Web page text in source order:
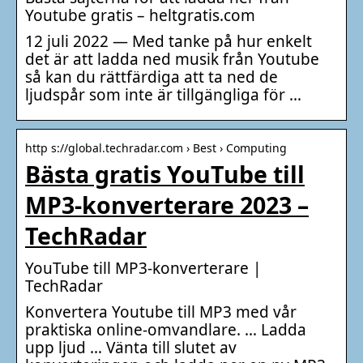
Youtube gratis – heltgratis.com
12 juli 2022 — Med tanke på hur enkelt
det är att ladda ned musik från Youtube
så kan du rättfärdiga att ta ned de
ljudspår som inte är tillgängliga för …
http s://global.techradar.com › Best › Computing
Bästa gratis YouTube till
MP3-konverterare 2023 –
TechRadar
YouTube till MP3-konverterare |
TechRadar
Konvertera Youtube till MP3 med vår
praktiska online-omvandlare. … Ladda
upp ljud … Vänta till slutet av